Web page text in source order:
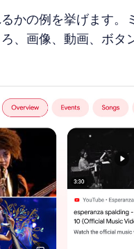
かの例を挙げます。
、画像、動画、ボタ